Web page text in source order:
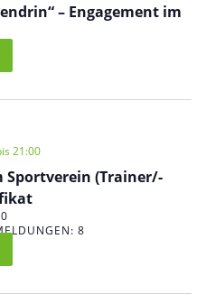
– Engagement im
21:00
Sportverein (Trainer/-
8